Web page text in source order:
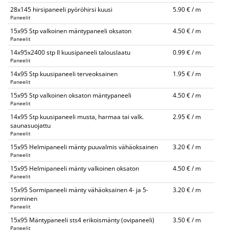
28x145 hirsipaneeli pyöröhirsi kuusi
Paneelit
5.90 € / m
15x95 Stp valkoinen mäntypaneeli oksaton
Paneelit
4.50 € / m
14x95x2400 stp II kuusipaneeli talouslaatu
Paneelit
0.99 € / m
14x95 Stp kuusipaneeli terveoksainen
Paneelit
1.95 € / m
15x95 Stp valkoinen oksaton mäntypaneeli
Paneelit
4.50 € / m
14x95 Stp kuusipaneeli musta, harmaa tai valk.
saunasuojattu
Paneelit
2.95 € / m
15x95 Helmipaneeli mänty puuvalmis vähäoksainen
Paneelit
3.20 € / m
15x95 Helmipaneeli mänty valkoinen oksaton
Paneelit
4.50 € / m
15x95 Sormipaneeli mänty vähäoksainen 4- ja 5-
sorminen
Paneelit
3.20 € / m
15x95 Mäntypaneeli sts4 erikoismänty (ovipaneeli)
Paneelit
3.50 € / m